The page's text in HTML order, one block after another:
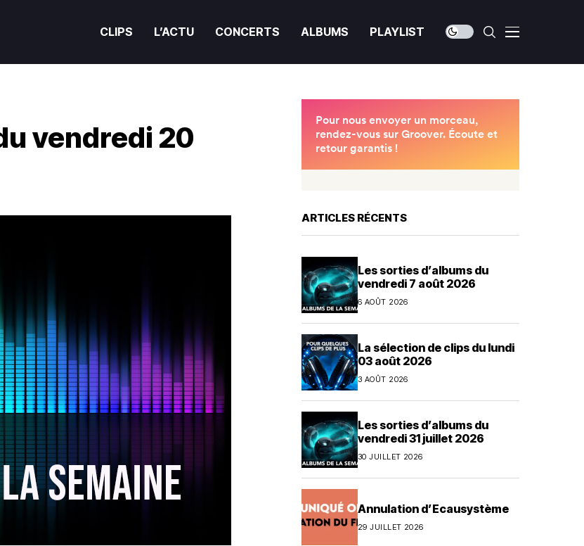
CLIPS L’ACTU CONCERTS ALBUMS PLAYLIST
vendredi 20
ARTICLES RÉCENTS
Les sorties d’albums du
vendredi 7 août 2026
6 AOÛT 2026
La sélection de clips du lundi
03 août 2026
3 AOÛT 2026
Les sorties d’albums du
vendredi 31 juillet 2026
30 JUILLET 2026
Annulation d’Ecausystème
29 JUILLET 2026